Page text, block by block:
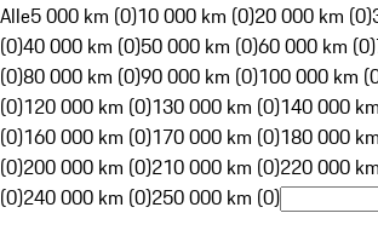
Alle5 000 km (0)10 000 km (0)20 000 km (0)
(0)40 000 km (0)50 000 km (0)60 000 km (0)
(0)80 000 km (0)90 000 km (0)100 000 km
(0)120 000 km (0)130 000 km (0)140 000
(0)160 000 km (0)170 000 km (0)180 000
(0)200 000 km (0)210 000 km (0)220 000
(0)240 000 km (0)250 000 km (0)